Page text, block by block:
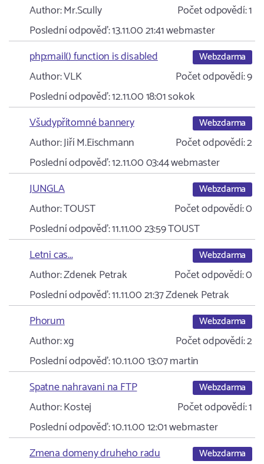
Author:Mr.Scully Počet odpovědí:1
Poslední odpověď:13.11.00 21:41webmaster
php:mail() function is disabled
Webzdarma
Author:VLK Počet odpovědí:9
Poslední odpověď:12.11.00 18:01sokok
Všudypřítomné bannery
Webzdarma
Author:Jiří M.Eischmann Počet odpovědí:2
Poslední odpověď:12.11.00 03:44webmaster
JUNGLA
Webzdarma
Author:TOUST Počet odpovědí:0
Poslední odpověď:11.11.00 23:59TOUST
Letni cas...
Webzdarma
Author:Zdenek Petrak Počet odpovědí:0
Poslední odpověď:11.11.00 21:37Zdenek Petrak
Phorum
Webzdarma
Author:xg Počet odpovědí:2
Poslední odpověď:10.11.00 13:07martin
Spatne nahravani na FTP
Webzdarma
Author:Kostej Počet odpovědí:1
Poslední odpověď:10.11.00 12:01webmaster
Zmena domeny druheho radu
Webzdarma